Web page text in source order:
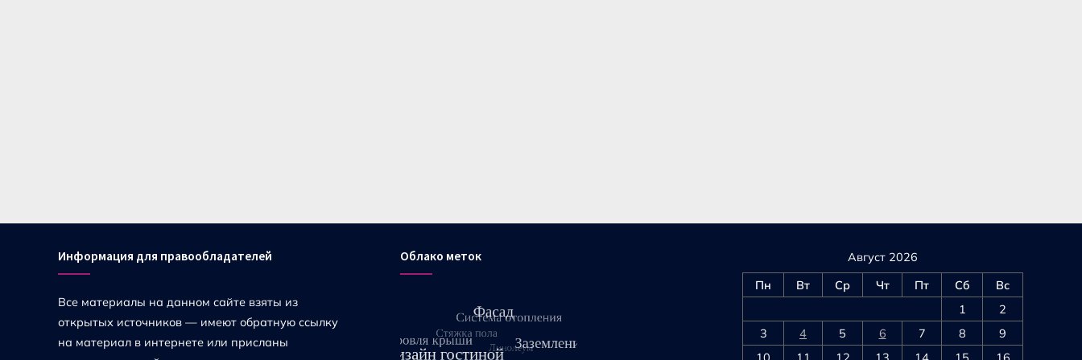
Информация для правообладателей
Все материалы на данном сайте взяты из
открытых источников — имеют обратную ссылку
на материал в интернете или присланы
Облако меток
Август 2026
Пн
Вт Ср Чт Пт Сб
Вс
1
2
3
4 5 6 7 8
9